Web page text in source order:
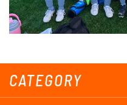
CATEGORY